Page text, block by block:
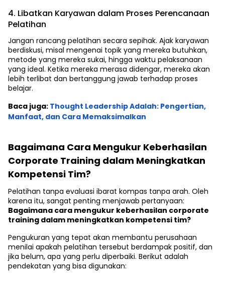
4. Libatkan Karyawan dalam Proses Perencanaan
Pelatihan
Jangan rancang pelatihan secara sepihak. Ajak karyawan
berdiskusi, misal mengenai topik yang mereka butuhkan,
metode yang mereka sukai, hingga waktu pelaksanaan
yang ideal. Ketika mereka merasa didengar, mereka akan
lebih terlibat dan bertanggung jawab terhadap proses
belajar.
Baca juga: Thought Leadership Adalah: Pengertian,
Manfaat, dan Cara Memaksimalkan
Bagaimana Cara Mengukur Keberhasilan
Corporate Training dalam Meningkatkan
Kompetensi Tim?
Pelatihan tanpa evaluasi ibarat kompas tanpa arah. Oleh
karena itu, sangat penting menjawab pertanyaan:
Bagaimana cara mengukur keberhasilan corporate
training dalam meningkatkan kompetensi tim?
Pengukuran yang tepat akan membantu perusahaan
menilai apakah pelatihan tersebut berdampak positif, dan
jika belum, apa yang perlu diperbaiki. Berikut adalah
pendekatan yang bisa digunakan: